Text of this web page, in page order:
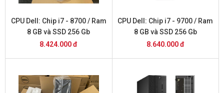
CPU Dell: Chip i7 - 8700 / Ram
8 GB và SSD 256 Gb
8.424.000 đ
CPU Dell: Chip i7 - 9700 / Ram
8 GB và SSD 256 Gb
8.640.000 đ